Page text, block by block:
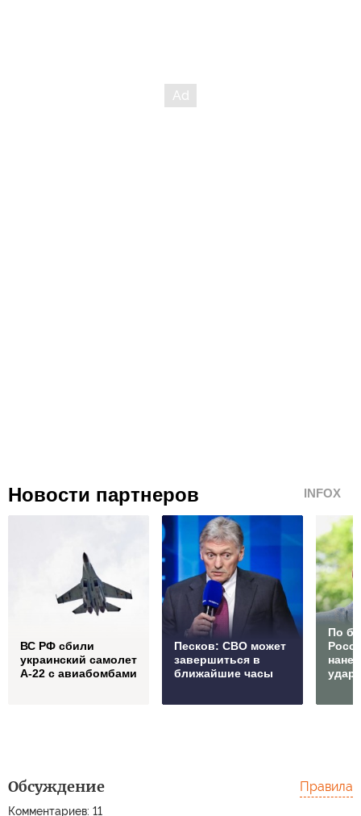
Новости партнеров INFOX
ВС РФ сбили
украинский самолет
А-22 с авиабомбами
Песков: СВО может
завершиться в
ближайшие часы
По
удар
Обсуждение
Комментариев: 11
Правила